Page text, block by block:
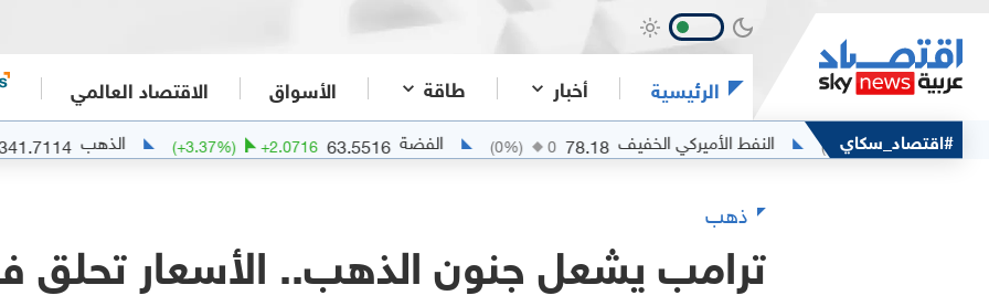
الرئيسية أخبار طاقة الأسواق الاقتصاد العالمي
#اقتصاد_سكاي
(0%) النفط الأميركي الخفيف 78.18
0
(0%) الفضة 63.5516
+2.0716
(+3.37%) الذهب 4341.7114
+102.6416
ذهب
ترامب يشعل جنون الذهب.. الأسعار تحلق فوق 3500